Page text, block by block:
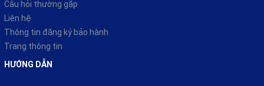
thoải mái.
Câu hỏi thường gặp
Liên hệ
Thông tin đăng ký bảo hành
Trang thông tin
HƯỚNG DẪN